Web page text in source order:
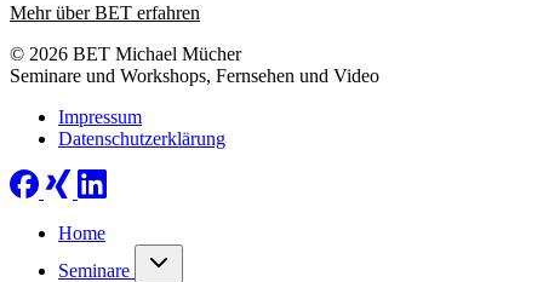
Mehr über BET erfahren
© 2026 BET Michael Mücher
Seminare und Workshops, Fernsehen und Video
Impressum
Datenschutzerklärung
Home
Seminare